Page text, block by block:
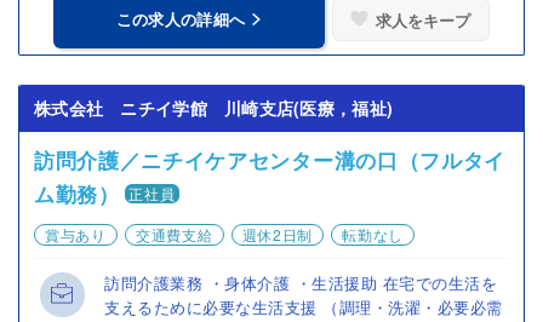
この求人の詳細へ 求人をキープ
株式会社 ニチイ学館 川崎支店(医療，福祉)
訪問介護／ニチイケアセンター溝の口（フルタイ
ム勤務）
正社員
賞与あり
交通費支給 週休2日制 転勤なし
訪問介護業務 ・身体介護 ・生活援助 在宅での生活を
支えるために必要な生活支援 （調理・洗濯・必要必需